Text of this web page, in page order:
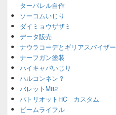
ターバレル自作
ソーコムいじり
ダイミョウザザミ
データ販売
ナウラコーデとギリアスバイザー
ナーフガン塗装
ハイキャパいじり
ハルコンネン？
バレットM82
パトリオットHC カスタム
ビームライフル